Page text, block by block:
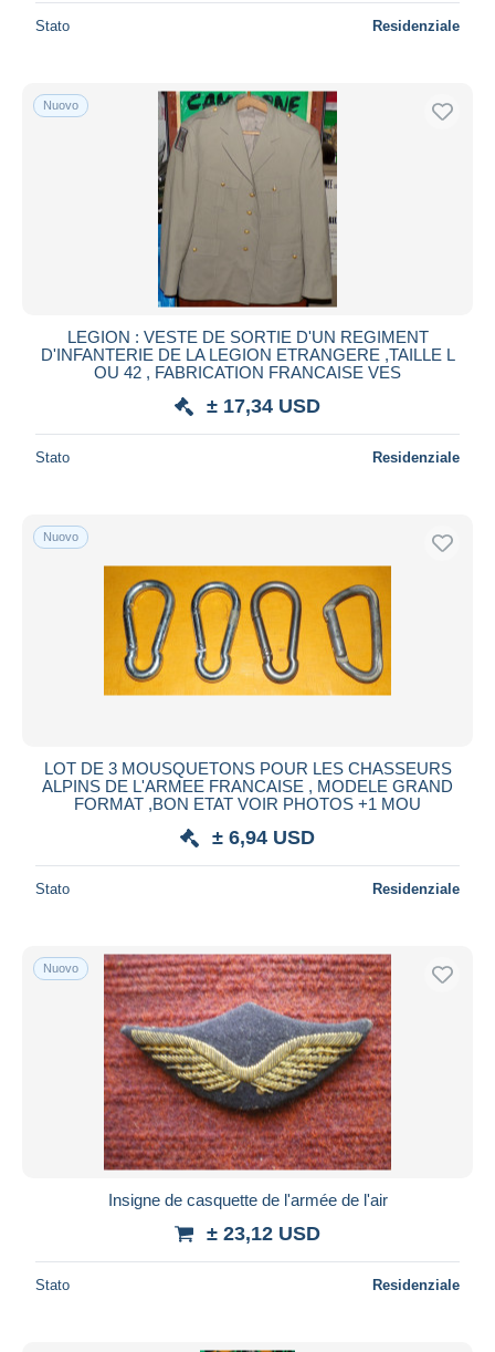
Stato Residenziale
Nuovo
LEGION : VESTE DE SORTIE D'UN REGIMENT
D'INFANTERIE DE LA LEGION ETRANGERE ,TAILLE L
OU 42 , FABRICATION FRANCAISE VES
± 17,34 USD
Stato Residenziale
Nuovo
LOT DE 3 MOUSQUETONS POUR LES CHASSEURS
ALPINS DE L'ARMEE FRANCAISE , MODELE GRAND
FORMAT ,BON ETAT VOIR PHOTOS +1 MOU
± 6,94 USD
Stato Residenziale
Nuovo
Insigne de casquette de l'armée de l'air
± 23,12 USD
Stato Residenziale